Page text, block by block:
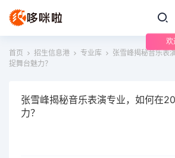
欢
首页
招生信息港 专业库
张雪峰揭秘音乐表
捉舞台魅力？
张雪峰揭秘音乐表演专业，如何在
力？